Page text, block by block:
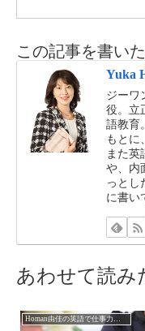
この記事を書い
Yuka
ジーワ
役。立
語教育
もとに
また英
や、内
っとし
に書い
あわせて読み